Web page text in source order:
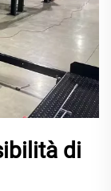
di